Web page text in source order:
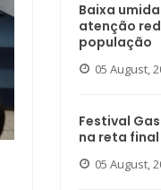
Baixa
atenção
população
05 August,
Festival
na reta
05 August,